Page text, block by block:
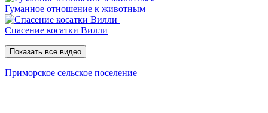
Гуманное отношение к животным
Спасение косатки Вилли
Показать все видео
Приморское сельское поселение